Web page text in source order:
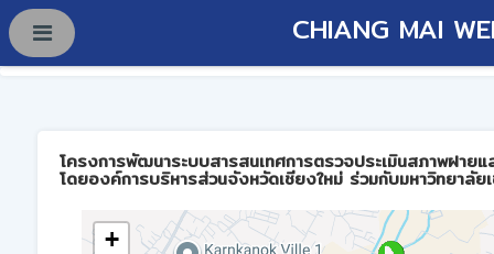
CHIANG MAI
โครงการพัฒนาระบบสารสนเทศการตรวจประเมินสภาพฝาย
โดยองค์การบริหารส่วนจังหวัดเชียงใหม่ ร่วมกับมหาวิทยาลัย
+